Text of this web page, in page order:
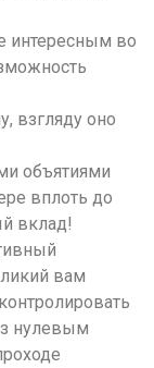
интересным во
взгляду оно
объятиями
вплоть до
вклад!
вам
нулевым